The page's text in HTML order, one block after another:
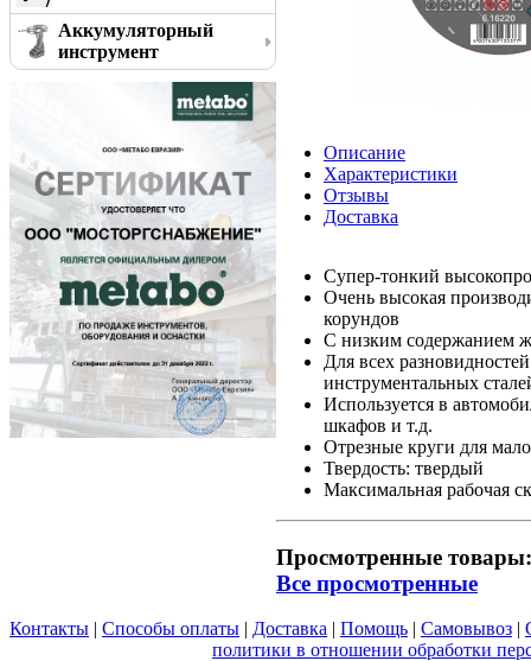
Аккумуляторный
инструмент
Описание
Характеристики
Отзывы
Доставка
Супер-тонкий
Очень высокая
корундов
С низким содержанием
Для всех
инструментальных
Используется в
шкафов и т.д.
Отрезные круги для
Твердость: твердый
Максимальная рабочая
Просмотренные товары:
Все просмотренные
Контакты | Способы оплаты | Доставка | Помощь | Самовывоз |
политики в отношении обработки